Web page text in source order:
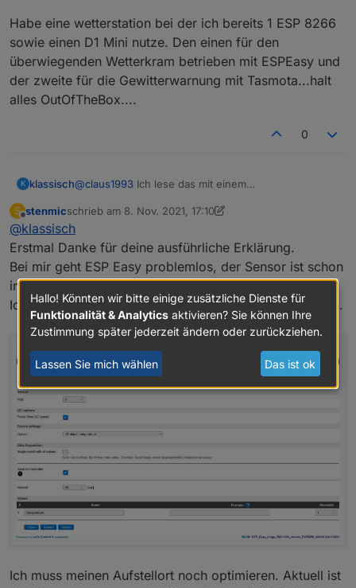
Habe eine wetterstation bei der ich bereits 1 ESP 8266
sowie einen D1 Mini nutze. Den einen für den
überwiegenden Wetterkram betrieben mit ESPEasy und
der zweite für die Gewitterwarnung mit Tasmota...halt
alles OutOfTheBox....
0
K klassisch@claus1993 Ich lese das mit einem
liefer die MLX Daten nach Homematic, ist recht
featurereich und dadurch leider unübersichtlich und
schwer zu warten. Das HMI ist nicht mehr zeitgemäß.
Meine Sensoren laufen prima damit, aber ich
entwickle das nicht mehr weiter. Die Fertigframworks
HMI und ein ordentliches Webinterface.
Beim MLX90614 haben die Fertigframworks aber alle
ihre Schwächen. Keiner scheint den out of the box
zu unterstützen.
Tasmota ünterstützt das zwar (
github Tasmota
MLX90614), aber man muß dann selbst übersetzen.
Bei ESPEasy ist mir der Status unklar. Laut
ESPHome scheint das noch nicht offiziell integriert zu
haben. Es gibt einige Implementierungen durch
Zufügen von Libs, Beispiele,Beispiel 2,Beispiel 3
S
Offline
stenmicschrieb am 8. Nov. 2021, 17:10
zuletzt editiert von stenmic 11. Aug. 2021, 18:14
@klassisch
Erstmal Danke für deine ausführliche Erklärung.
Bei mir geht ESP Easy problemlos, der Sensor ist schon
im Paket drin.
Ich musste lediglich auf "Force Slow I2C speed" stellen.
Ich muss meinen Aufstellort noch optimieren. Aktuell ist
Hallo! Könnten wir bitte einige zusätzliche Dienste für
Funktionalität & Analytics aktivieren? Sie können Ihre
Zustimmung später jederzeit ändern oder zurückziehen.
Lassen Sie mich wählen Das ist ok